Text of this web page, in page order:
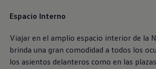
Espacio Interno
Viajar en el amplio espacio interior de la
brinda una gran comodidad a todos los
los asientos delanteros como en las